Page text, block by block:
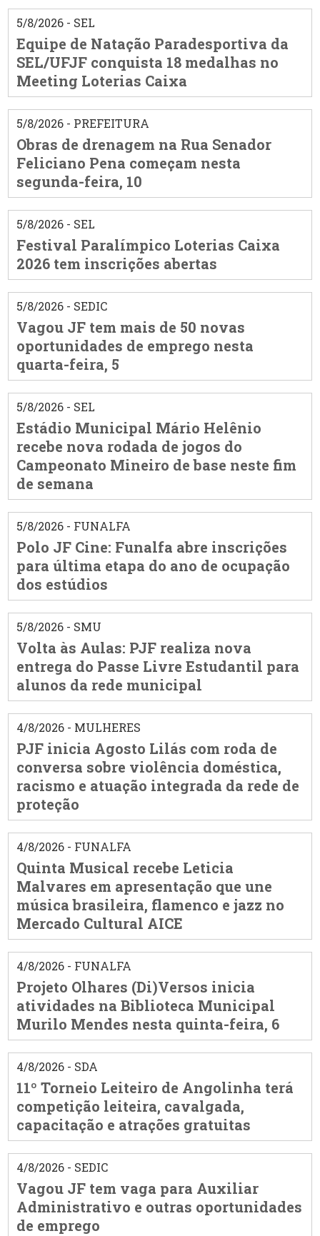
5/8/2026 - SEL
Equipe de Natação Paradesportiva da
SEL/UFJF conquista 18 medalhas no
Meeting Loterias Caixa
5/8/2026 - PREFEITURA
Obras de drenagem na Rua Senador
Feliciano Pena começam nesta
segunda-feira, 10
5/8/2026 - SEL
Festival Paralímpico Loterias Caixa
2026 tem inscrições abertas
5/8/2026 - SEDIC
Vagou JF tem mais de 50 novas
oportunidades de emprego nesta
quarta-feira, 5
5/8/2026 - SEL
Estádio Municipal Mário Helênio
recebe nova rodada de jogos do
Campeonato Mineiro de base neste fim
de semana
5/8/2026 - FUNALFA
Polo JF Cine: Funalfa abre inscrições
para última etapa do ano de ocupação
dos estúdios
5/8/2026 - SMU
Volta às Aulas: PJF realiza nova
entrega do Passe Livre Estudantil para
alunos da rede municipal
4/8/2026 - MULHERES
PJF inicia Agosto Lilás com roda de
conversa sobre violência doméstica,
racismo e atuação integrada da rede de
proteção
4/8/2026 - FUNALFA
Quinta Musical recebe Leticia
Malvares em apresentação que une
música brasileira, flamenco e jazz no
Mercado Cultural AICE
4/8/2026 - FUNALFA
Projeto Olhares (Di)Versos inicia
atividades na Biblioteca Municipal
Murilo Mendes nesta quinta-feira, 6
4/8/2026 - SDA
11º Torneio Leiteiro de Angolinha terá
competição leiteira, cavalgada,
capacitação e atrações gratuitas
4/8/2026 - SEDIC
Vagou JF tem vaga para Auxiliar
Administrativo e outras oportunidades
de emprego